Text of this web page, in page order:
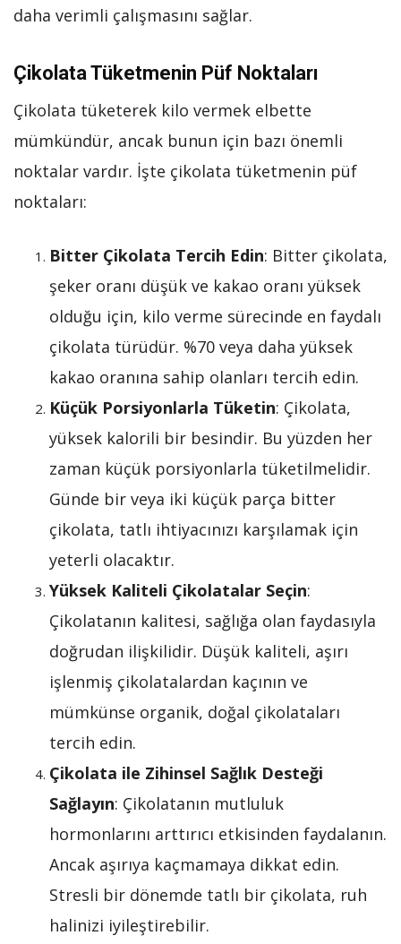
daha verimli çalışmasını sağlar.
Çikolata Tüketmenin Püf Noktaları
Çikolata tüketerek kilo vermek elbette
mümkündür, ancak bunun için bazı önemli
noktalar vardır. İşte çikolata tüketmenin püf
noktaları:
Bitter Çikolata Tercih Edin: Bitter çikolata,
şeker oranı düşük ve kakao oranı yüksek
olduğu için, kilo verme sürecinde en faydalı
çikolata türüdür. %70 veya daha yüksek
kakao oranına sahip olanları tercih edin.
Küçük Porsiyonlarla Tüketin: Çikolata,
yüksek kalorili bir besindir. Bu yüzden her
zaman küçük porsiyonlarla tüketilmelidir.
Günde bir veya iki küçük parça bitter
çikolata, tatlı ihtiyacınızı karşılamak için
yeterli olacaktır.
Yüksek Kaliteli Çikolatalar Seçin:
Çikolatanın kalitesi, sağlığa olan faydasıyla
doğrudan ilişkilidir. Düşük kaliteli, aşırı
işlenmiş çikolatalardan kaçının ve
mümkünse organik, doğal çikolataları
tercih edin.
Çikolata ile Zihinsel Sağlık Desteği
Sağlayın: Çikolatanın mutluluk
hormonlarını arttırıcı etkisinden faydalanın.
Ancak aşırıya kaçmamaya dikkat edin.
Stresli bir dönemde tatlı bir çikolata, ruh
halinizi iyileştirebilir.